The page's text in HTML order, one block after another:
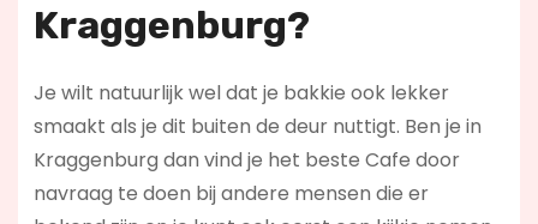
Kraggenburg?
Je wilt natuurlijk wel dat je bakkie ook lekker
smaakt als je dit buiten de deur nuttigt. Ben je in
Kraggenburg dan vind je het beste Cafe door
navraag te doen bij andere mensen die er